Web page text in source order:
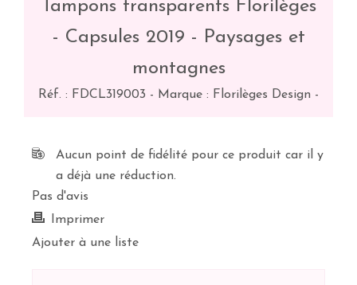
Tampons transparents Florilèges
- Capsules 2019 - Paysages et
montagnes
Réf. : FDCL319003 - Marque : Florilèges Design -
Aucun point de fidélité pour ce produit car il y
a déjà une réduction.
Pas d'avis
Imprimer
Ajouter à une liste